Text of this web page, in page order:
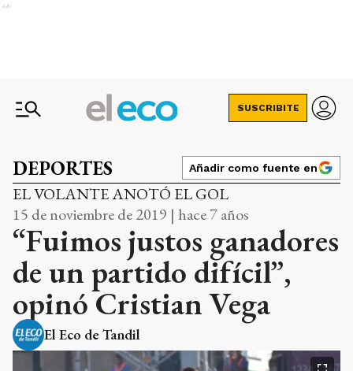
Ads
SUSCRIBITE
DEPORTES Añadir como fuente en
EL VOLANTE ANOTÓ EL GOL
15 de noviembre de 2019 | hace 7 años
“Fuimos justos ganadores
de un partido difícil”,
opinó Cristian Vega
El Eco de Tandil